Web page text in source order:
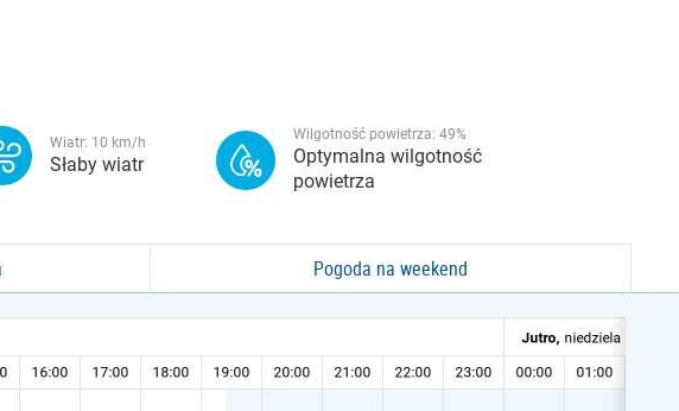
Wiatr: 10 km/h
Słaby wiatr
Wilgotność powietrza: 49%
Optymalna wilgotność
powietrza
Pogoda na weekend